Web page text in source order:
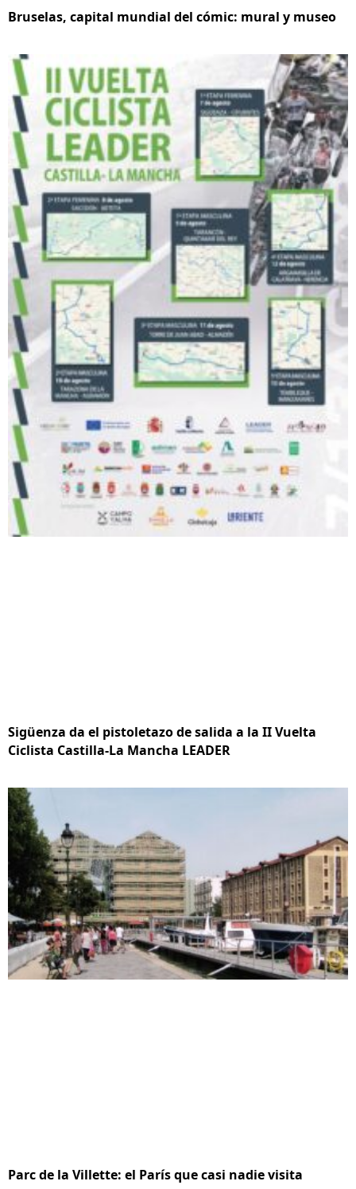
Bruselas, capital mundial del cómic: mural y museo
Sigüenza da el pistoletazo de salida a la II Vuelta
Ciclista Castilla-La Mancha LEADER
Parc de la Villette: el París que casi nadie visita